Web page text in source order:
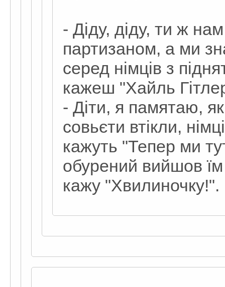
- Діду, діду, ти ж
партизаном, а ми
серед німців з
кажеш "Хайль
- Діти, я памятаю,
совьєти втікли,
кажуть "Тепер ми
обурений вийшов їм
кажу "Хвилиночку!".